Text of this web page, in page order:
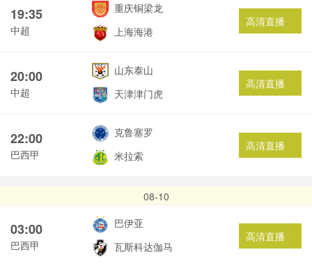
19:35
中超
重庆铜梁龙
上海海港
高清直播
20:00
中超
山东泰山
天津津门虎
高清直播
22:00
巴西甲
克鲁塞罗
米拉索
高清直播
08-10
03:00
巴西甲
巴伊亚
瓦斯科达伽马
高清直播